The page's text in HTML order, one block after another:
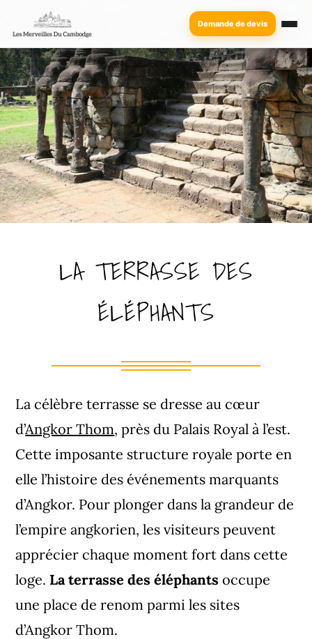
Demande de devis
LA TERRASSE DES
ÉLÉPHANTS
La célèbre terrasse se dresse au cœur
d’Angkor Thom, près du Palais Royal à l’est.
Cette imposante structure royale porte en
elle l’histoire des événements marquants
d’Angkor. Pour plonger dans la grandeur de
l’empire angkorien, les visiteurs peuvent
apprécier chaque moment fort dans cette
loge. La terrasse des éléphants occupe
une place de renom parmi les sites
d’Angkor Thom.